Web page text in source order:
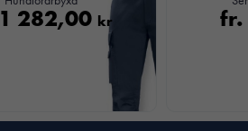
1 282,00 kr fr.
välja bort. De
behövs för att
hemsidan
över huvud
taget ska
fungera.